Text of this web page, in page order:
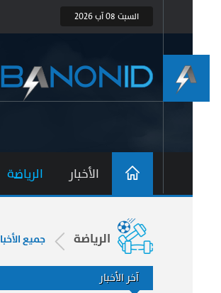
السبت 08 آب 2026
الأخبار الرياضة
الرياضة جميع
آخر الأخبار